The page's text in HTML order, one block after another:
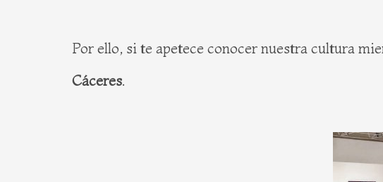
Por ello, si te apetece conocer nuestra cultura
Cáceres.